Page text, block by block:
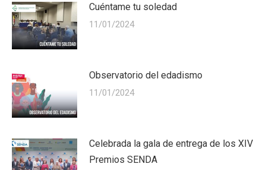
Cuéntame tu soledad
11/01/2024
Observatorio del edadismo
11/01/2024
Celebrada la gala de entrega de los XIV
Premios SENDA